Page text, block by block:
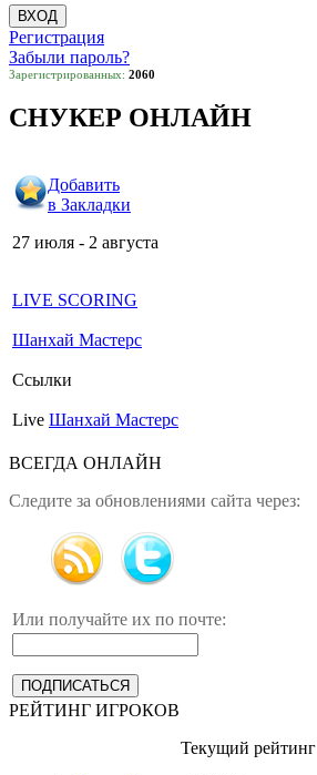
Регистрация
Забыли пароль?
Зарегистрированных: 2060
СНУКЕР ОНЛАЙН
Добавить
в Закладки
27 июля - 2 августа
LIVE SCORING
Шанхай Мастерс
Ссылки
Live Шанхай Мастерс
ВСЕГДА ОНЛАЙН
Следите за обновлениями сайта через:
Или получайте их по почте:
РЕЙТИНГ ИГРОКОВ
Текущий рейтинг